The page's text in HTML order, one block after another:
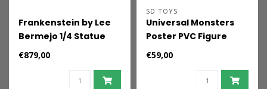
Frankenstein by Lee
Bermejo 1/4 Statue
€879,00
SD TOYS
Universal Monsters
Poster PVC Figure
Frankenstein 28 cm
€59,00